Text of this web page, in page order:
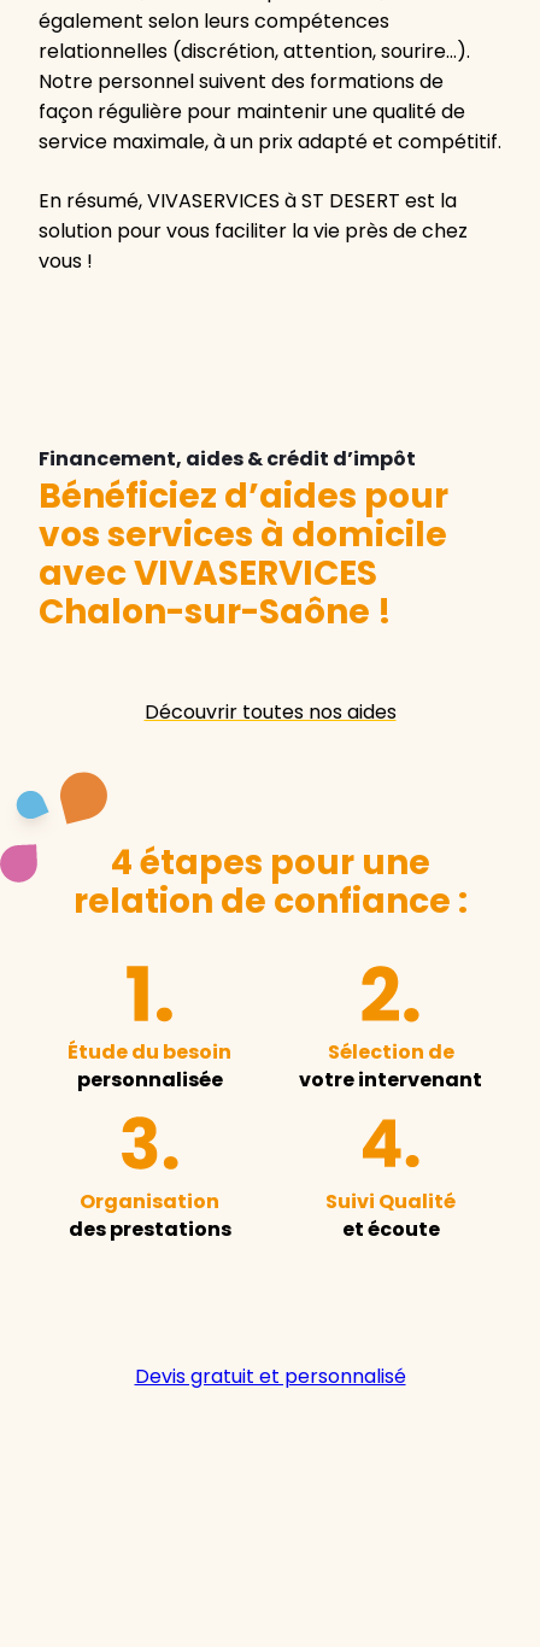
également selon leurs compétences
relationnelles (discrétion, attention, sourire…).
Notre personnel suivent des formations de
façon régulière pour maintenir une qualité de
service maximale, à un prix adapté et compétitif.
En résumé, VIVASERVICES à ST DESERT est la
solution pour vous faciliter la vie près de chez
vous !
Financement, aides & crédit d’impôt
Bénéficiez d’aides pour
vos services à domicile
avec VIVASERVICES
Chalon-sur-Saône !
Découvrir toutes nos aides
4 étapes pour une
relation de confiance :
Étude du besoin
personnalisée
Sélection de
votre intervenant
Organisation
des prestations
Suivi Qualité
et écoute
Devis gratuit et personnalisé